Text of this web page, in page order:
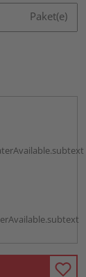
Paket(e)